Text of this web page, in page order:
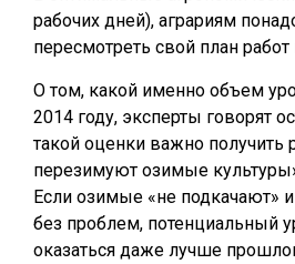
рабочих дней), аграриям
пересмотреть свой план
О том, какой именно объем
2014 году, эксперты говорят
такой оценки важно получить
перезимуют озимые
Если озимые «не подкачают»
без проблем, потенциальный
оказаться даже лучше